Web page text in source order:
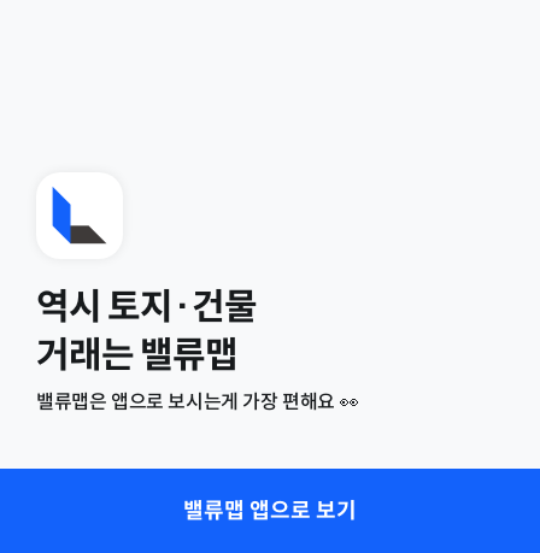
역시 토지·건물
거래는 밸류맵
밸류맵은 앱으로 보시는게 가장 편해요 👀
밸류맵 앱으로 보기